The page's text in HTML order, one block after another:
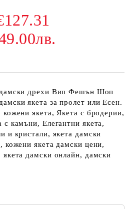
дамски дрехи Вип Фешън Шоп
якета за пролет или Есен.
кожени якета, Якета с бродерии,
с камъни, Елегантни якета,
и кристали, якета дамски
кожени якета дамски цени,
дамски онлайн, дамски